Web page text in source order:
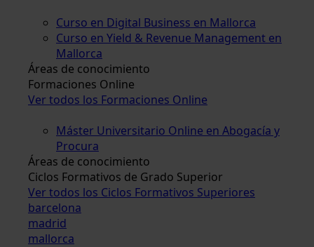
Curso en Digital Business en Mallorca
Curso en Yield & Revenue Management en
Mallorca
Áreas de conocimiento
Formaciones Online
Ver todos los Formaciones Online
Máster Universitario Online en Abogacía y
Procura
Áreas de conocimiento
Ciclos Formativos de Grado Superior
Ver todos los Ciclos Formativos Superiores
barcelona
madrid
mallorca